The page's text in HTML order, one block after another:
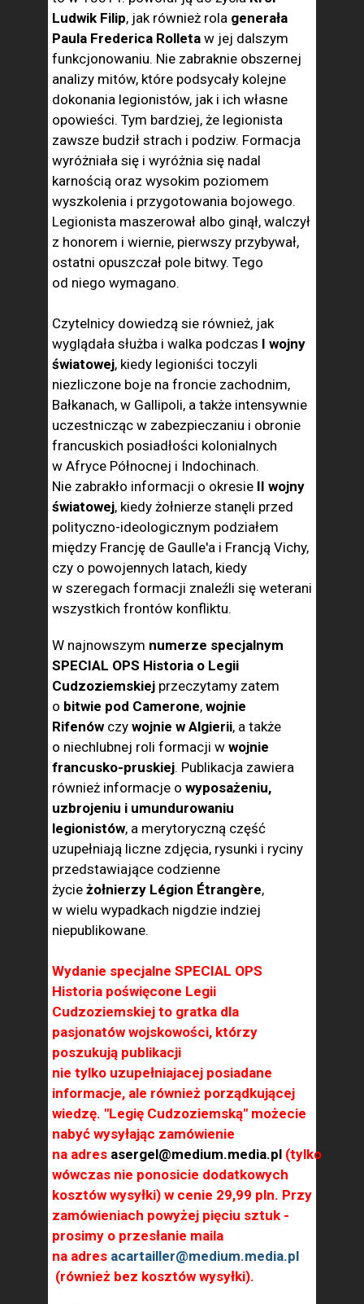
Ludwik Filip, jak również rola generała
Paula Frederica Rolleta w jej dalszym
funkcjonowaniu. Nie zabraknie obszernej
analizy mitów, które podsycały kolejne
dokonania legionistów, jak i ich własne
opowieści. Tym bardziej, że legionista
zawsze budził strach i podziw. Formacja
wyróżniała się i wyróżnia się nadal
karnością oraz wysokim poziomem
wyszkolenia i przygotowania bojowego.
Legionista maszerował albo ginął, walczył
z honorem i wiernie, pierwszy przybywał,
ostatni opuszczał pole bitwy. Tego
od niego wymagano.
Czytelnicy dowiedzą sie również, jak
wyglądała służba i walka podczas I wojny
światowej, kiedy legioniści toczyli
niezliczone boje na froncie zachodnim,
Bałkanach, w Gallipoli, a także intensywnie
uczestnicząc w zabezpieczaniu i obronie
francuskich posiadłości kolonialnych
w Afryce Północnej i Indochinach.
Nie zabrakło informacji o okresie II wojny
światowej, kiedy żołnierze stanęli przed
polityczno-ideologicznym podziałem
między Francję de Gaulle'a i Francją Vichy,
czy o powojennych latach, kiedy
w szeregach formacji znaleźli się weterani
wszystkich frontów konfliktu.
W najnowszym numerze specjalnym
SPECIAL OPS Historia o Legii
Cudzoziemskiej przeczytamy zatem
o bitwie pod Camerone, wojnie
Rifenów czy wojnie w Algierii, a także
o niechlubnej roli formacji w wojnie
francusko-pruskiej. Publikacja zawiera
również informacje o wyposażeniu,
uzbrojeniu i umundurowaniu
legionistów, a merytoryczną część
uzupełniają liczne zdjęcia, rysunki i ryciny
przedstawiające codzienne
życie żołnierzy Légion Étrangère,
w wielu wypadkach nigdzie indziej
niepublikowane.
Wydanie specjalne SPECIAL OPS
Historia poświęcone Legii
Cudzoziemskiej to gratka dla
pasjonatów wojskowości, którzy
poszukują publikacji
nie tylko uzupełniajacej posiadane
informacje, ale również porządkującej
wiedzę. "Legię Cudzoziemską" możecie
nabyć wysyłając zamówienie
na adres asergel@medium.media.pl (tylko
wówczas nie ponosicie dodatkowych
kosztów wysyłki) w cenie 29,99 pln. Przy
zamówieniach powyżej pięciu sztuk -
prosimy o przesłanie maila
na adres acartailler@medium.media.pl
(również bez kosztów wysyłki).